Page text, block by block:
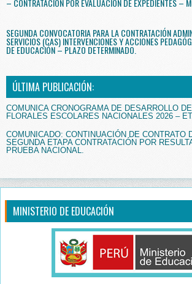
– CONTRATACIÓN POR EVALUACIÓN DE EXPEDIENTES –
SEGUNDA CONVOCATORIA PARA LA CONTRATACIÓN
SERVICIOS (CAS) INTERVENCIONES Y ACCIONES
DE EDUCACIÓN – PLAZO DETERMINADO.
ÚLTIMA PUBLICACIÓN:
COMUNICA CRONOGRAMA DE DESARROLLO
FLORALES ESCOLARES NACIONALES 2026 –
COMUNICADO: CONTINUACIÓN DE CONTRATO
SEGUNDA ETAPA CONTRATACIÓN POR
PRUEBA NACIONAL.
MINISTERIO DE EDUCACIÓN